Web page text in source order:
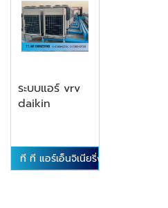
ระบบแอร์ vrv
daikin
ที ที แอร์เอ็นจิเนียริ่ง